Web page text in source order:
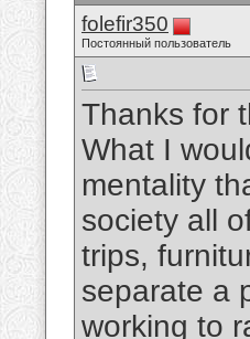
folefir350
Постоянный пользователь
Thanks for
What I
mentality
society all
trips,
separate a
working to